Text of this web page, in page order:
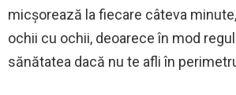
micșorează la fiecare câteva
ochii cu ochii, deoarece în mod
sănătatea dacă nu te afli în